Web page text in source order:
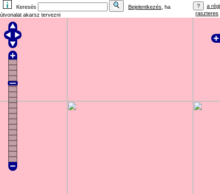
Keresés Bejelentkezés , ha
útvonalat akarsz tervezni
a régi
raszteres